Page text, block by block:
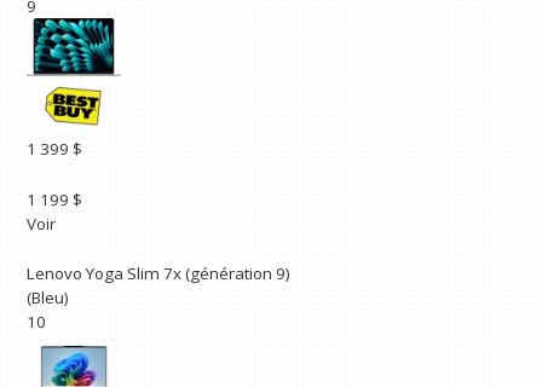
9
1 399 $
1 199 $
Voir
Lenovo Yoga Slim 7x (génération 9)
(Bleu)
10